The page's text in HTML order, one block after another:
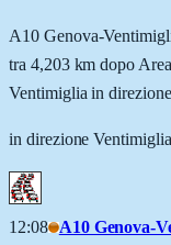
A10 Genova-
tra 4,203 km dopo
Ventimiglia in
in direzione Ventimiglia
12:08 A10 Genova-